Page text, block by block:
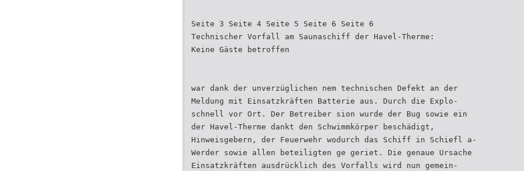
Seite 3 Seite 4 Seite 5 Seite 6 Seite 6
Technischer Vorfall am Saunaschiff der Havel-Therme:
Keine Gäste betroffen
war dank der unverzüglichen nem technischen Defekt an der
Meldung mit Einsatzkräften Batterie aus. Durch die Explo-
schnell vor Ort. Der Betreiber sion wurde der Bug sowie ein
der Havel-Therme dankt den Schwimmkörper beschädigt,
Hinweisgebern, der Feuerwehr wodurch das Schiff in Schiefl a-
Werder sowie allen beteiligten ge geriet. Die genaue Ursache
Einsatzkräften ausdrücklich des Vorfalls wird nun gemein-